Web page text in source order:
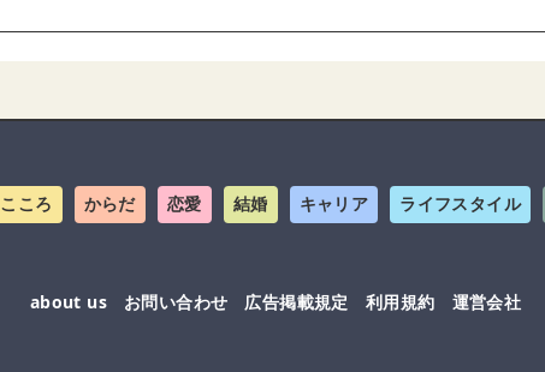
こころ からだ 恋愛 結婚 キャリア ライフスタイル
about us お問い合わせ 広告掲載規定 利用規約 運営会社